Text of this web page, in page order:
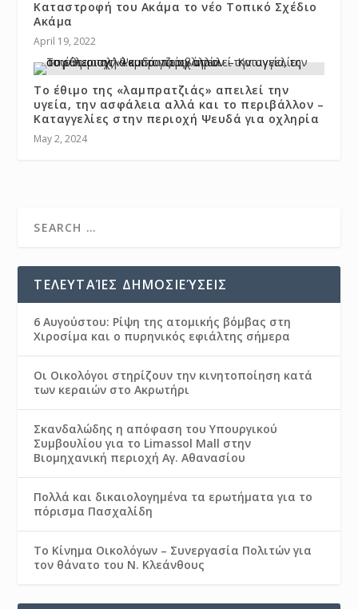
Καταστροφή του Ακάμα το νέο Τοπικό Σχέδιο
Ακάμα
April 19, 2022
Το έθιμο της «λαμπρατζιάς» απειλεί την
υγεία, την ασφάλεια αλλά και το περιβάλλον –
Καταγγελίες στην περιοχή Ψευδά για οχληρία
May 2, 2024
ΤΕΛΕΥΤΑΊΕΣ ΔΗΜΟΣΙΕΎΣΕΙΣ
6 Αυγούστου: Ρίψη της ατομικής βόμβας στη
Χιροσίμα και ο πυρηνικός εφιάλτης σήμερα
Οι Οικολόγοι στηρίζουν την κινητοποίηση κατά
των κεραιών στο Ακρωτήρι
Σκανδαλώδης η απόφαση του Υπουργικού
Συμβουλίου για το Limassol Mall στην
Βιομηχανική περιοχή Αγ. Αθανασίου
Πολλά και δικαιολογημένα τα ερωτήματα για το
πόρισμα Πασχαλίδη
Το Κίνημα Οικολόγων – Συνεργασία Πολιτών για
τον θάνατο του Ν. Κλεάνθους